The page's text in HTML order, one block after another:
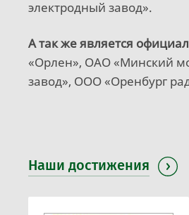
электродный завод».
А так же является
«Орлен», ОАО «Минский
завод», ООО «Оренбург
Наши достижения